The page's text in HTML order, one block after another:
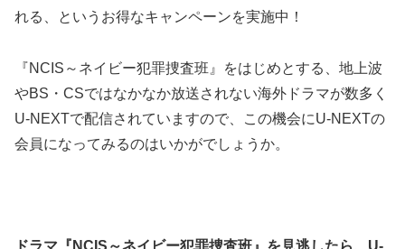
れる、というお得なキャンペーンを実施中！
『NCIS～ネイビー犯罪捜査班』をはじめとする、地上波
やBS・CSではなかなか放送されない海外ドラマが数多く
U-NEXTで配信されていますので、この機会にU-NEXTの
会員になってみるのはいかがでしょうか。